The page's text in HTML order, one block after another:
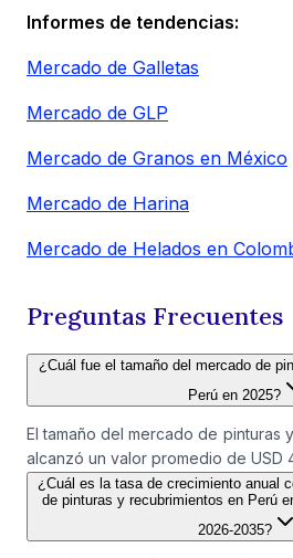
Informes de tendencias:
Mercado de Galletas
Mercado de GLP
Mercado de Granos en México
Mercado de Harina
Mercado de Helados en
Preguntas Frecuentes
¿Cuál fue el tamaño del mercado de
Perú en 2025?
El tamaño del mercado de pinturas
alcanzó un valor promedio de USD
¿Cuál es la tasa de crecimiento anual
de pinturas y recubrimientos en Perú
2026-2035?